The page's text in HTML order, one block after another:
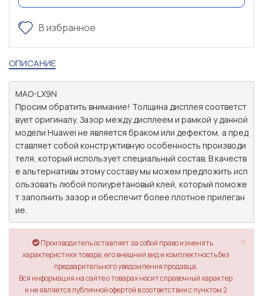
В избранное
ОПИСАНИЕ
MAO-LX9N
Просим обратить внимание! Толщина дисплея соответст
вует оригиналу. Зазор между дисплеем и рамкой у данной
модели Huawei не является браком или дефектом, а пред
ставляет собой конструктивную особенность производи
теля, который использует специальный состав. В качеств
е альтернативы этому составу мы можем предложить исп
ользовать любой полиуретановый клей, который поможе
т заполнить зазор и обеспечит более плотное прилеган
ие.
×
Производитель оставляет за собой право изменять
характеристики товара, его внешний вид и комплектность без
предварительного уведомления продавца.
Вся информация на сайте о товарах носит справочный характер
и не является публичной офертой в соответствии с пунктом 2